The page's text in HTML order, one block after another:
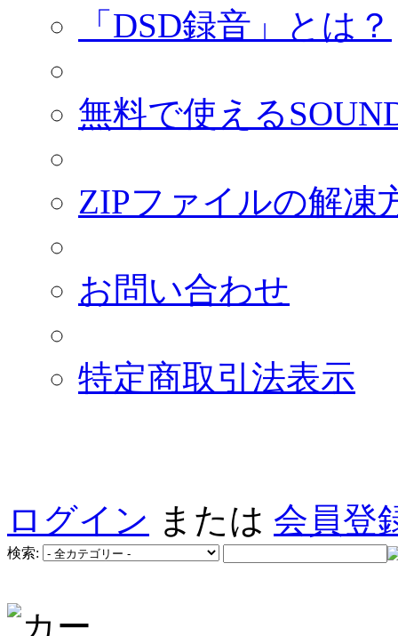
「DSD録音」とは？
無料で使える
ZIPファイルの解凍
お問い合わせ
特定商取引法表示
ログイン または 会員登
検索: